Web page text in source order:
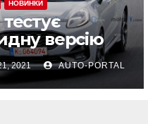
НОВИНКИ
версію
Puma
2021 AUTO-PORTAL